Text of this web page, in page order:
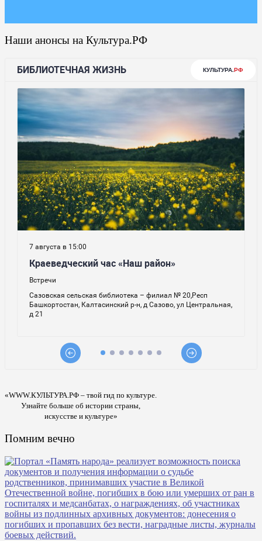
Наши анонсы на Культура.РФ
«WWW.КУЛЬТУРА.РФ – твой гид по культуре.
Узнайте больше об истории страны,
искусстве и культуре»
Помним вечно